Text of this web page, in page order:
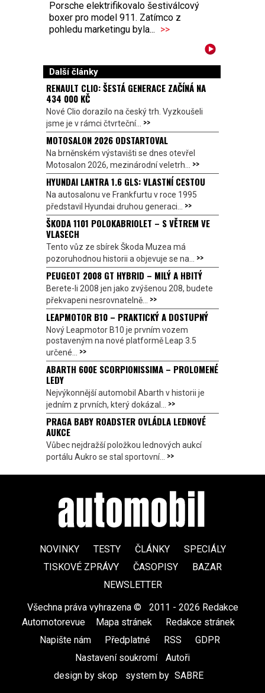
Porsche elektrifikovalo šestiválcový
boxer pro model 911. Zatímco z
pohledu marketingu byla... >>
Další články
RENAULT CLIO: ŠESTÁ GENERACE ZAČÍNÁ NA
434 000 KČ
Nové Clio dorazilo na český trh. Vyzkoušeli
jsme je v rámci čtvrteční... >>
MOTOSALON 2026 ODSTARTOVAL
Na brněnském výstavišti se dnes otevřel
Motosalon 2026, mezinárodní veletrh... >>
HYUNDAI LANTRA 1.6 GLS: VLASTNÍ CESTOU
Na autosalonu ve Frankfurtu v roce 1995
představil Hyundai druhou generaci... >>
ŠKODA 1101 POLOKABRIOLET – S VĚTREM VE
VLASECH
Tento vůz ze sbírek Škoda Muzea má
pozoruhodnou historii a objevuje se na... >>
PEUGEOT 2008 GT HYBRID – MILÝ A HBITÝ
Berete-li 2008 jen jako zvýšenou 208, budete
překvapeni nesrovnatelně... >>
LEAPMOTOR B10 – PRAKTICKÝ A DOSTUPNÝ
Nový Leapmotor B10 je prvním vozem
postaveným na nové platformě Leap 3.5
určené... >>
ABARTH 600E SCORPIONISSIMA – PROLOMENÉ
LEDY
Nejvýkonnější automobil Abarth v historii je
jedním z prvních, který dokázal... >>
PRAGA BABY ROADSTER OVLÁDLA LEDNOVÉ
AUKCE
Vůbec nejdražší položkou lednových aukcí
portálu Aukro se stal sportovní... >>
NOVINKY TESTY ČLÁNKY
SPECIÁLY
TISKOVÉ ZPRÁVY
ČASOPISY
BAZAR
NEWSLETTER
Všechna práva vyhrazena ©
2011 - 2026 Redakce
Automotorevue
Mapa stránek Redakce stránek
Napište nám
Předplatné RSS GDPR
Nastavení soukromí
Autoři
design by skop
system by SABRE